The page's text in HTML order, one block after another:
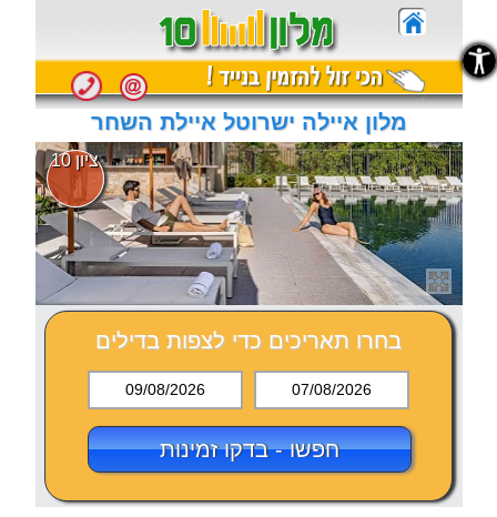
מלון איילה ישרוטל איילת השחר
ציון 10
בחרו תאריכים כדי לצפות בדילים
09/08/2026 07/08/2026
חפשו - בדקו זמינות
נגישות
נגישות